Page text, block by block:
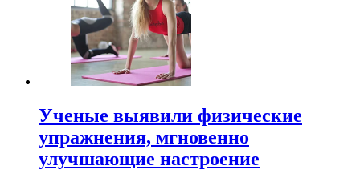
Ученые выявили физические
упражнения, мгновенно
улучшающие настроение